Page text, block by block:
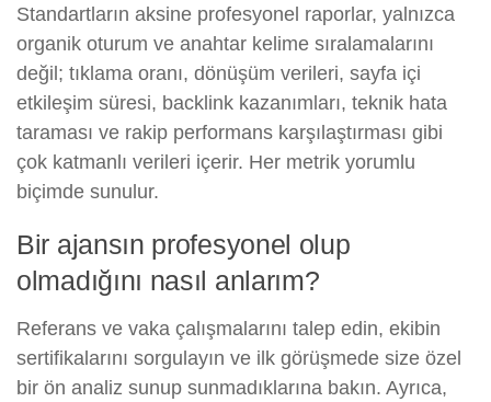
Standartların aksine profesyonel raporlar, yalnızca
organik oturum ve anahtar kelime sıralamalarını
değil; tıklama oranı, dönüşüm verileri, sayfa içi
etkileşim süresi, backlink kazanımları, teknik hata
taraması ve rakip performans karşılaştırması gibi
çok katmanlı verileri içerir. Her metrik yorumlu
biçimde sunulur.
Bir ajansın profesyonel olup
olmadığını nasıl anlarım?
Referans ve vaka çalışmalarını talep edin, ekibin
sertifikalarını sorgulayın ve ilk görüşmede size özel
bir ön analiz sunup sunmadıklarına bakın. Ayrıca,